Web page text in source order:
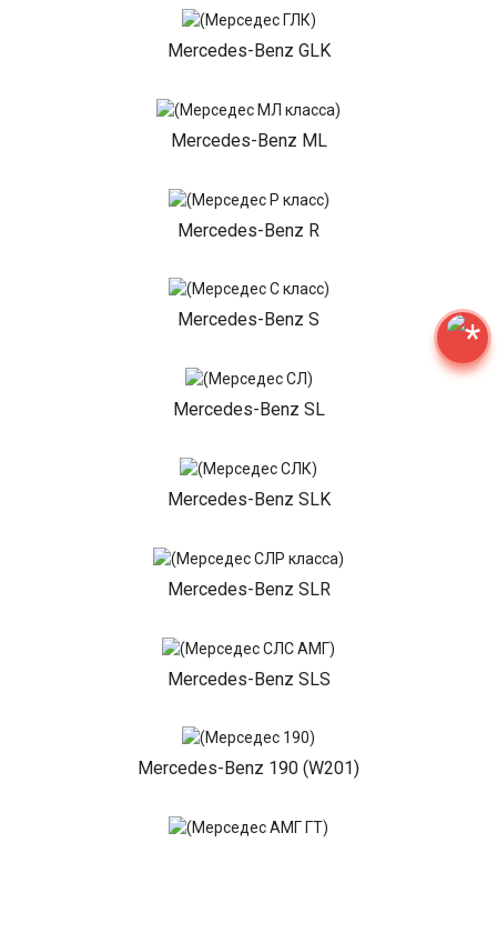
Mercedes-Benz GLK
Mercedes-Benz ML
Mercedes-Benz R
Mercedes-Benz S
Mercedes-Benz SL
Mercedes-Benz SLK
Mercedes-Benz SLR
Mercedes-Benz SLS
Mercedes-Benz 190 (W201)